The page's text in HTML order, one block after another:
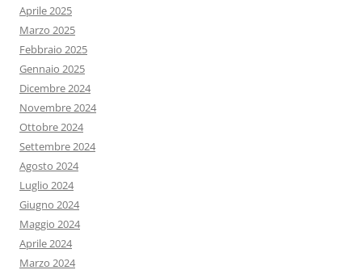
Aprile 2025
Marzo 2025
Febbraio 2025
Gennaio 2025
Dicembre 2024
Novembre 2024
Ottobre 2024
Settembre 2024
Agosto 2024
Luglio 2024
Giugno 2024
Maggio 2024
Aprile 2024
Marzo 2024